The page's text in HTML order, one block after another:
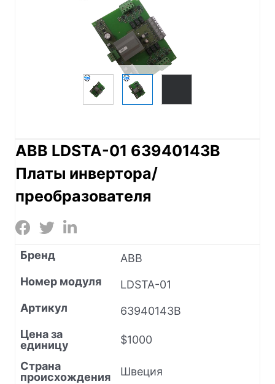
ABB LDSTA-01 63940143B
Платы инвертора/
преобразователя
Бренд
ABB
Номер модуля
LDSTA-01
Артикул
63940143B
Цена за
единицу
$1000
Страна
происхождения
Швеция